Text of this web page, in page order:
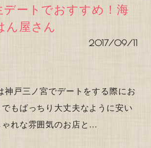
ートでおすすめ！海
ん屋さん
2017/09/11
戸三ノ宮でデートをする際にお
もばっちり大丈夫なように安い
れな雰囲気のお店と…